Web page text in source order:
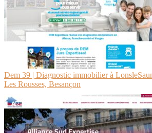
Dem 39 | Diagnostic immobilier à
Les Rousses, Besançon